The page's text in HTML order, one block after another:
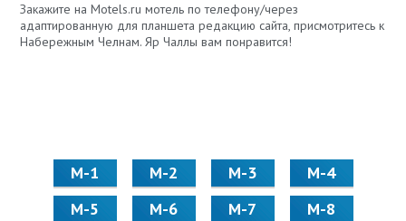
Закажите на Motels.ru мотель по телефону/через
адаптированную для планшета редакцию сайта, присмотритесь к
Набережным Челнам. Яр Чаллы вам понравится!
М-1 М-2 М-3
М-4
М-5
М-6 М-7
М-8